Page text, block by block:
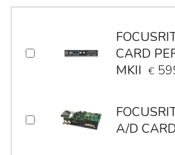
CARD
MKII €
A/D